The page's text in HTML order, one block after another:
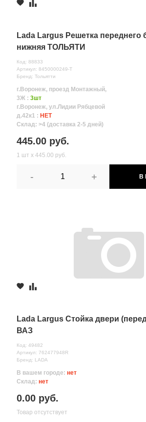
Lada Largus Решетка переднего
нижняя ТОЛЬЯТИ
Код: 88833
Артикул: 8450000249-Т
Бренд: Тольятти
г.Воронеж, проезд Монтажный,
3Ж : 3шт
г.Воронеж, ул.Лидии Рябцевой
д.42к1 : НЕТ
Склад: >4 (доставка 2-5 дней)
445.00 руб.
1 шт х 445.00 руб.
- + В
Lada Largus Стойка двери
ВАЗ
Код: 49482
Артикул: 762477948R
Бренд: LADA
В вашем городе: нет
Склад: нет
0.00 руб.
Товар отсутствует